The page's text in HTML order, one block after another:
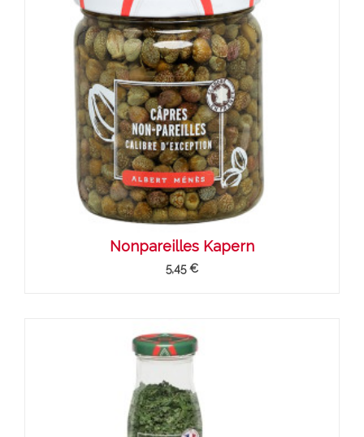
Nonpareilles Kapern
5,45 €